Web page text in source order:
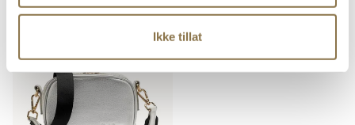
Ikke tillat
vegan